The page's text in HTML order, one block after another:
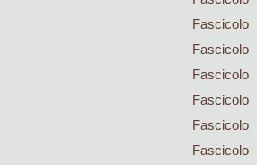
Fascicolo
Fascicolo
Fascicolo
Fascicolo
Fascicolo
Fascicolo